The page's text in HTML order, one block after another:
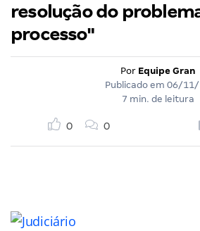
resolução do
processo"
Por Equipe Gran
Publicado em 06/11/
7 min. de leitura
0 0